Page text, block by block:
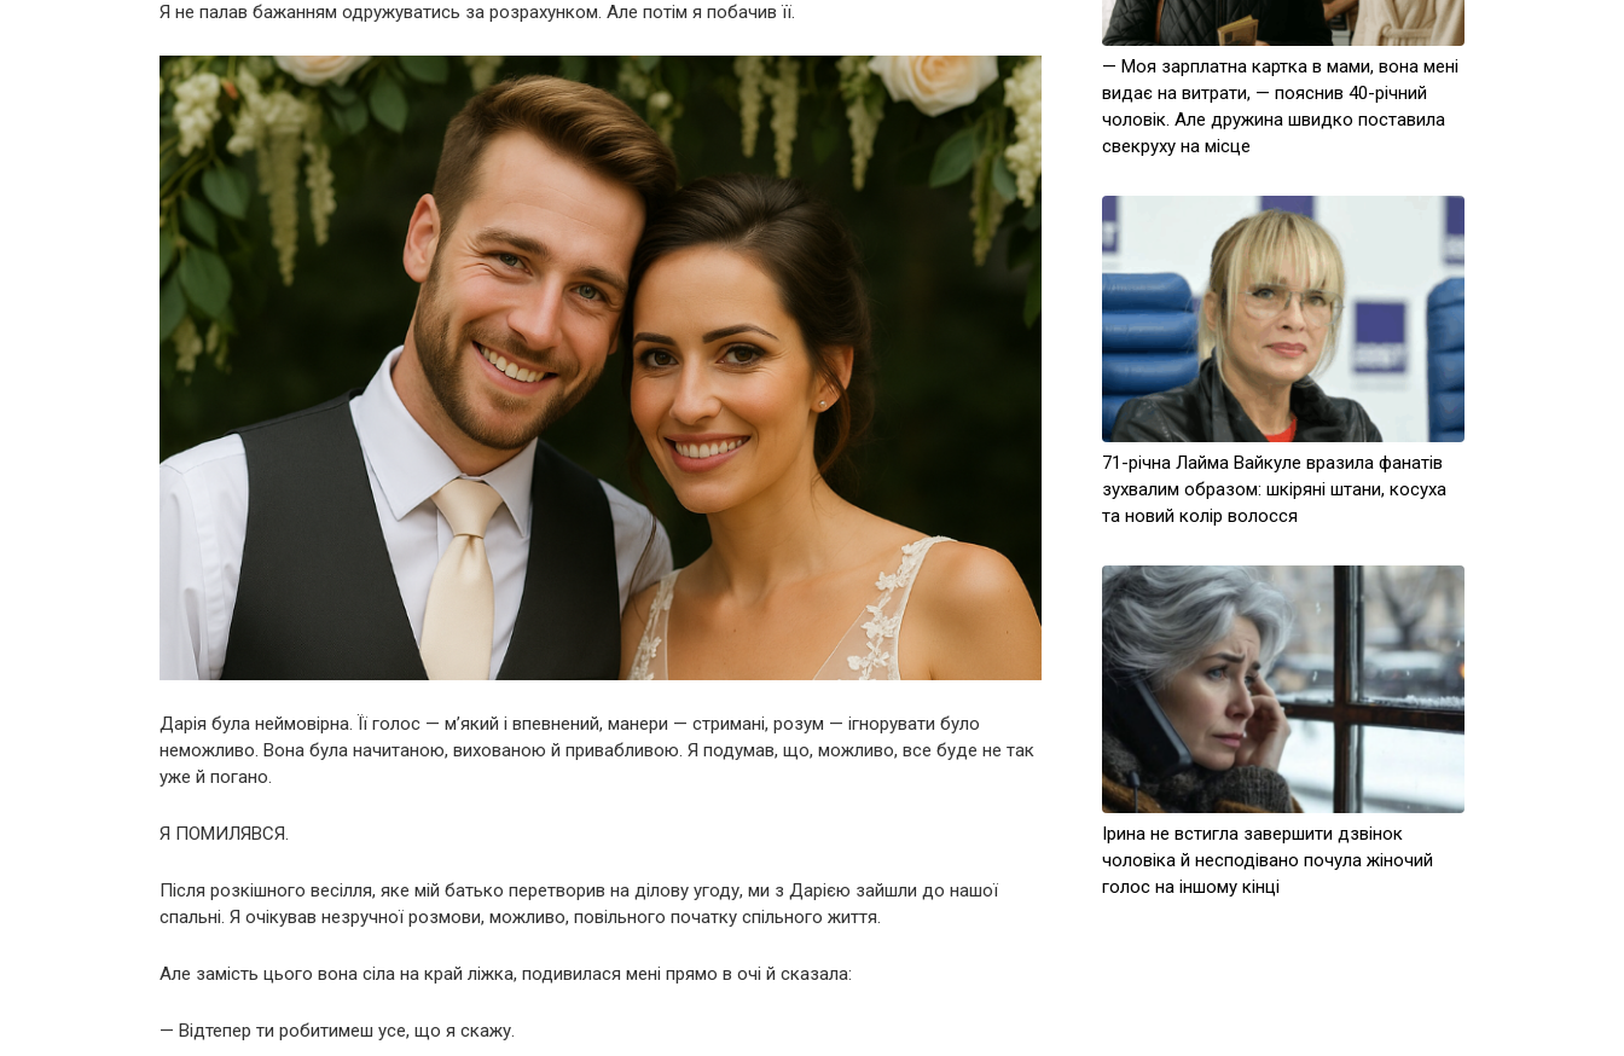
Я не палав бажанням одружуватись за розрахунком. Але потім я побачив її.
Дарія була неймовірна. Її голос — м’який і впевнений, манери — стримані, розум — ігнорувати було
неможливо. Вона була начитаною, вихованою й привабливою. Я подумав, що, можливо, все буде не так
уже й погано.
Я ПОМИЛЯВСЯ.
Після розкішного весілля, яке мій батько перетворив на ділову угоду, ми з Дарією зайшли до нашої
спальні. Я очікував незручної розмови, можливо, повільного початку спільного життя.
Але замість цього вона сіла на край ліжка, подивилася мені прямо в очі й сказала:
— Відтепер ти робитимеш усе, що я скажу.
— Моя зарплатна картка в мами, вона мені
видає на витрати, — пояснив 40-річний
чоловік. Але дружина швидко поставила
свекруху на місце
71-річна Лайма Вайкуле вразила фанатів
зухвалим образом: шкіряні штани, косуха
та новий колір волосся
Ірина не встигла завершити дзвінок
чоловіка й несподівано почула жіночий
голос на іншому кінці